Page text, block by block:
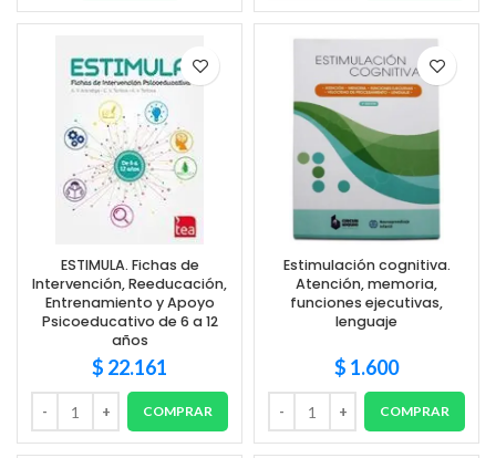
ESTIMULA. Fichas de
Intervención, Reeducación,
Entrenamiento y Apoyo
Psicoeducativo de 6 a 12
años
$ 22.161
COMPRAR
Estimulación cognitiva.
Atención, memoria,
funciones ejecutivas,
lenguaje
$ 1.600
COMPRAR